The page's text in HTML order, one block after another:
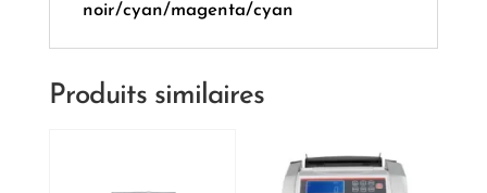
noir/cyan/magenta/cyan
Produits similaires